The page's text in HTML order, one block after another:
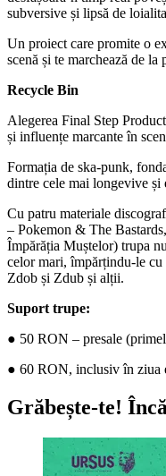
subversive și lipsă de
Un proiect care promite o
scenă și te marchează de la
Recycle Bin
Alegerea Final Step
și influențe marcante în
Formația de ska-punk,
dintre cele mai longevive și
Cu patru materiale
– Pokemon & The
Împărăția Muștelor) trupa
celor mari, împărțindu-le
Zdob și Zdub și alții.
Suport trupe:
● 50 RON – presale
● 60 RON, inclusiv în ziua
Grăbește-te!